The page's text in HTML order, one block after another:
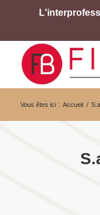
Vous êtes ici : Accueil /